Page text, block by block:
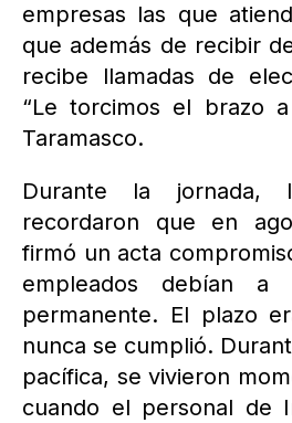
empresas las que
que además de recibir
recibe llamadas de
“Le torcimos el brazo a
Taramasco.
Durante la jornada,
recordaron que en
firmó un acta
empleados debían a
permanente. El plazo
nunca se cumplió.
pacífica, se vivieron
cuando el personal de